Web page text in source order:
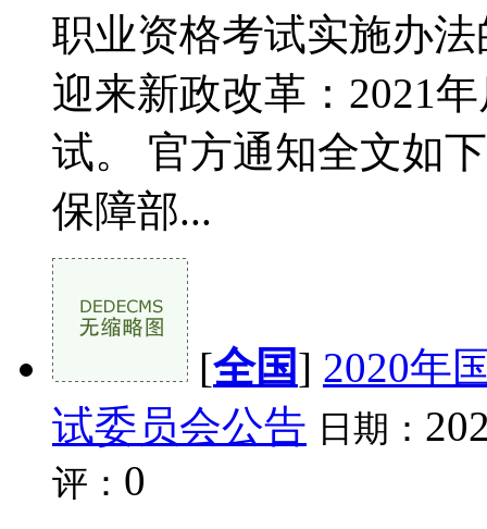
职业资格考试实施办
迎来新政改革：2021
试。 官方通知全文如
保障部...
[全国] 2020年
试委员会公告 日期：
评： 0